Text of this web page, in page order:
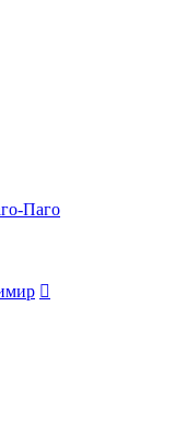
Паго